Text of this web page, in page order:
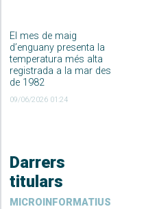
El mes de maig
d’enguany presenta la
temperatura més alta
registrada a la mar des
de 1982
09/06/2026 01:24
Darrers
titulars
MICROINFORMATIUS